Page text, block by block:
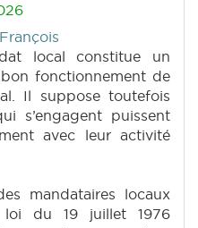
local constitue un
fonctionnement de
Il suppose toutefois
s’engagent puissent
avec leur activité
mandataires locaux
du 19 juillet 1976